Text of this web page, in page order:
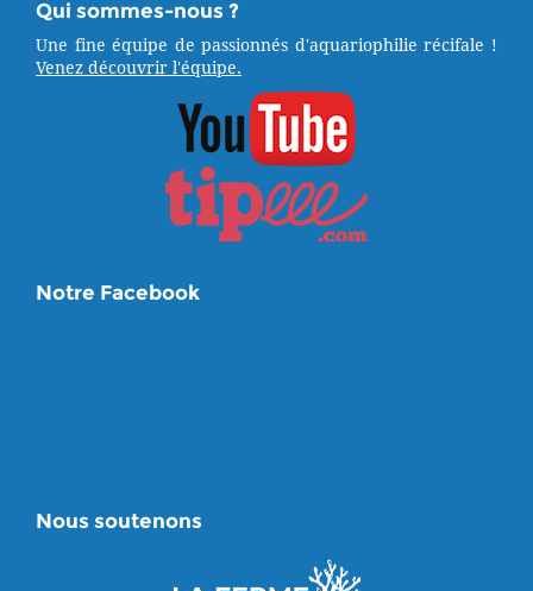
Qui sommes-nous ?
Une fine équipe de passionnés d'aquariophilie récifale !
Venez découvrir l'équipe.
Notre Facebook
Nous soutenons